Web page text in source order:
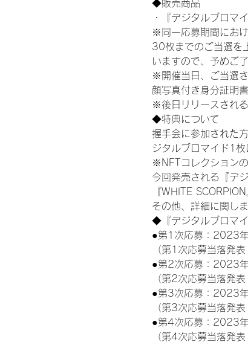
◆販売商品
・『デジタルブロ
※同一応募期間にお
30枚までのご当選を
いますので、予めご
※開催当日、ご当選
顔写真付き身分証明
※後日リリースされ
◆特典について
握手会に参加された
ジタルブロマイド1
※NFTコレクション
今回発売される『デ
『WHITE
その他、詳細に関し
◆『デジタルブロマ
●第1次応募：2023
（第1次応募当落発
●第2次応募：2023
（第2次応募当落発
●第3次応募：2023
（第3次応募当落発
●第4次応募：2023
（第4次応募当落発